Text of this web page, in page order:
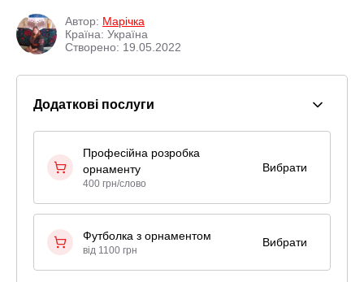
Автор: Марічка
Країна: Україна
Створено: 19.05.2022
Додаткові послуги
Професійна розробка
орнаменту
400 грн/слово
Вибрати
Футболка з орнаментом
від 1100 грн
Вибрати